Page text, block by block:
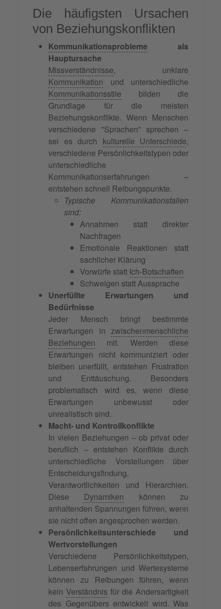
Die häufigsten Ursachen
von Beziehungskonflikten
Kommunikationsprobleme als
Hauptursache
Missverständnisse, unklare
Kommunikation und unterschiedliche
Kommunikationsstile bilden die
Grundlage für die meisten
Beziehungskonflikte. Wenn Menschen
verschiedene "Sprachen" sprechen –
sei es durch kulturelle Unterschiede,
verschiedene Persönlichkeitstypen oder
unterschiedliche
Kommunikationserfahrungen –
entstehen schnell Reibungspunkte.
Typische Kommunikationsfallen
sind:
Annahmen statt direkter
Nachfragen
Emotionale Reaktionen statt
sachlicher Klärung
Vorwürfe statt Ich-Botschaften
Schweigen statt Aussprache
Unerfüllte Erwartungen und
Bedürfnisse
Jeder Mensch bringt bestimmte
Erwartungen in zwischenmenschliche
Beziehungen mit. Werden diese
Erwartungen nicht kommuniziert oder
bleiben unerfüllt, entstehen Frustration
und Enttäuschung. Besonders
problematisch wird es, wenn diese
Erwartungen unbewusst oder
unrealistisch sind.
Macht- und Kontrollkonflikte
In vielen Beziehungen – ob privat oder
beruflich – entstehen Konflikte durch
unterschiedliche Vorstellungen über
Entscheidungsfindung,
Verantwortlichkeiten und Hierarchien.
Diese Dynamiken können zu
anhaltenden Spannungen führen, wenn
sie nicht offen angesprochen werden.
Persönlichkeitsunterschiede und
Wertvorstellungen
Verschiedene Persönlichkeitstypen,
Lebenserfahrungen und Wertesysteme
können zu Reibungen führen, wenn
kein Verständnis für die Andersartigkeit
des Gegenübers entwickelt wird. Was